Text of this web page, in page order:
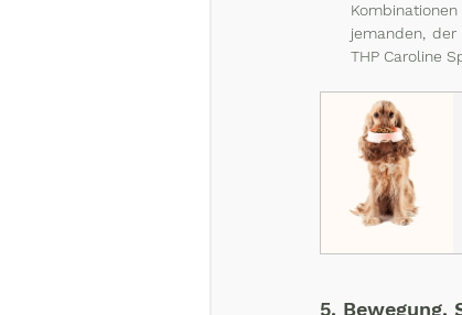
jemanden,
THP Caroline
5. Bewegung,